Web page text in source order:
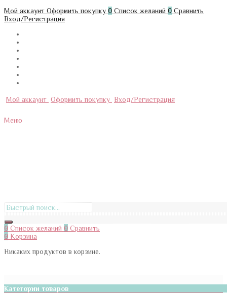
Мой аккаунт Оформить покупку 0 Список желаний 0 Сравнить
Вход/Регистрация
Мой аккаунт Оформить покупку Вход/Регистрация
Меню
0 Список желаний 0 Сравнить
0 Корзина
Никаких продуктов в корзине.
Категории товаров